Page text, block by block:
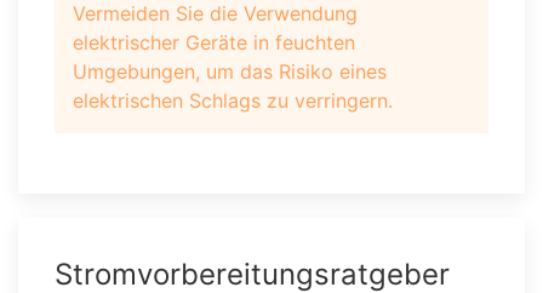
Vermeiden Sie die Verwendung
elektrischer Geräte in feuchten
Umgebungen, um das Risiko eines
elektrischen Schlags zu verringern.
Stromvorbereitungsratgeber